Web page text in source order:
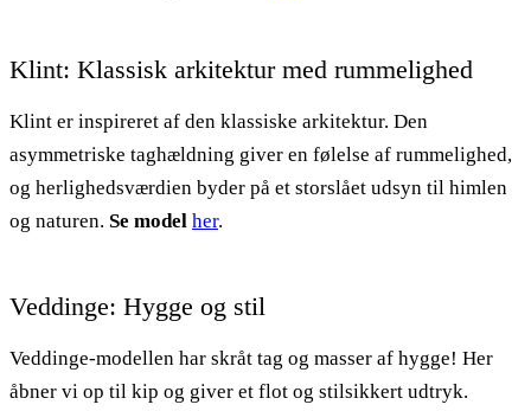
Klint: Klassisk arkitektur med rummelighed
Klint er inspireret af den klassiske arkitektur. Den
asymmetriske taghældning giver en følelse af rummelighed,
og herlighedsværdien byder på et storslået udsyn til himlen
og naturen. Se model her.
Veddinge: Hygge og stil
Veddinge-modellen har skråt tag og masser af hygge! Her
åbner vi op til kip og giver et flot og stilsikkert udtryk.